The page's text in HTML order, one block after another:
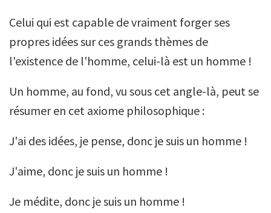
Celui qui est capable de vraiment forger ses
propres idées sur ces grands thèmes de
l'existence de l'homme, celui-là est un homme !
Un homme, au fond, vu sous cet angle-là, peut se
résumer en cet axiome philosophique :
J'ai des idées, je pense, donc je suis un homme !
J'aime, donc je suis un homme !
Je médite, donc je suis un homme !